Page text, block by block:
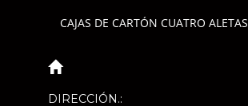
CAJAS DE CARTÓN CUATRO ALETAS
DIRECCIÓN.: